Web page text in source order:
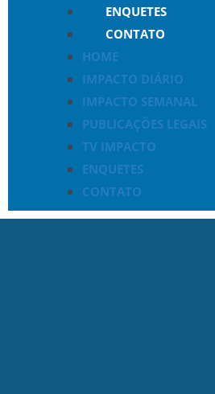
ENQUETES
CONTATO
HOME
IMPACTO DIÁRIO
IMPACTO SEMANAL
PUBLICAÇÕES LEGAIS
TV IMPACTO
ENQUETES
CONTATO